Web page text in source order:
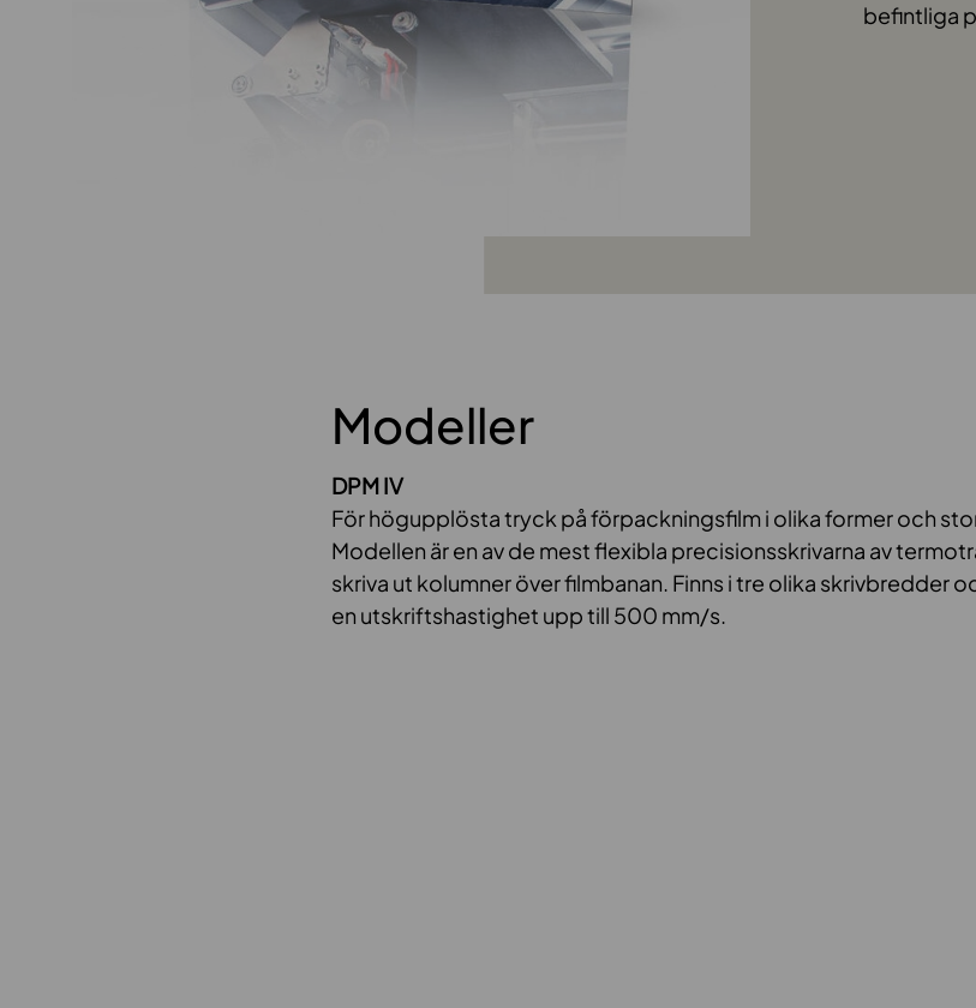
befintliga
Modeller
DPM IV
För högupplösta tryck på förpackningsfilm i olika former och
Modellen är en av de mest flexibla precisionsskrivarna av
skriva ut kolumner över filmbanan. Finns i tre olika skrivbredder
en utskriftshastighet upp till 500 mm/s.